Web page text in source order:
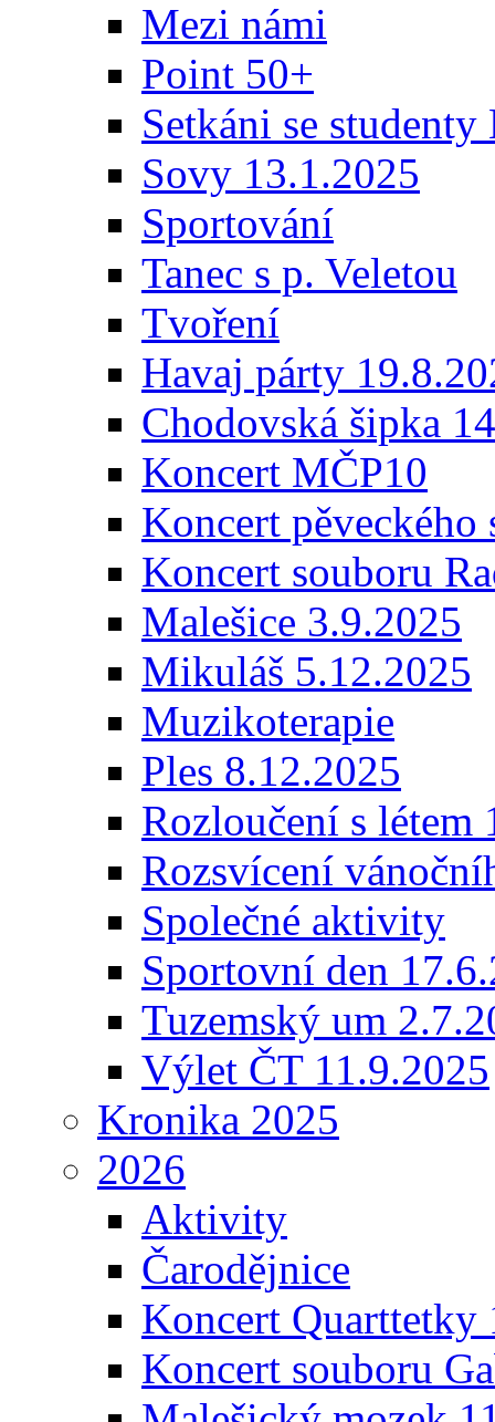
Mezi námi
Point 50+
Setkáni se
Sovy 13.1.2025
Sportování
Tanec s p. Veletou
Tvoření
Havaj párty
Chodovská šipka
Koncert MČP10
Koncert pěveckého
Koncert souboru
Malešice 3.9.2025
Mikuláš 5.12.2025
Muzikoterapie
Ples 8.12.2025
Rozloučení s létem
Rozsvícení
Společné aktivity
Sportovní den
Tuzemský um
Výlet ČT 11.9.2025
Kronika 2025
2026
Aktivity
Čarodějnice
Koncert Quarttetky
Koncert souboru